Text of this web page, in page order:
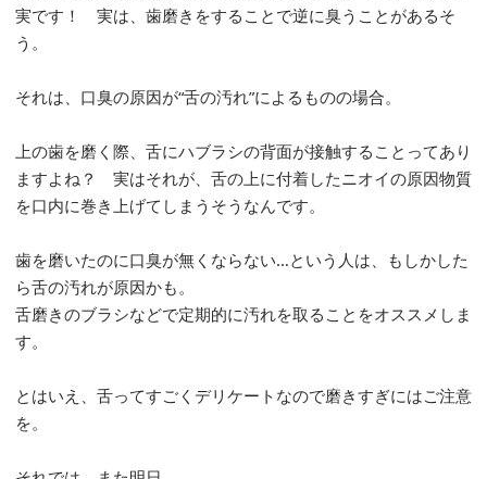
トレーニング
好印象な男
頭皮ケア
実です！ 実は、歯磨きをすることで逆に臭うことがあるそ
う。
それは、口臭の原因が“舌の汚れ”によるものの場合。
上の歯を磨く際、舌にハブラシの背面が接触することってあり
ますよね？ 実はそれが、舌の上に付着したニオイの原因物質
を口内に巻き上げてしまうそうなんです。
歯を磨いたのに口臭が無くならない…という人は、もしかした
ら舌の汚れが原因かも。
舌磨きのブラシなどで定期的に汚れを取ることをオススメしま
す。
とはいえ、舌ってすごくデリケートなので磨きすぎにはご注意
を。